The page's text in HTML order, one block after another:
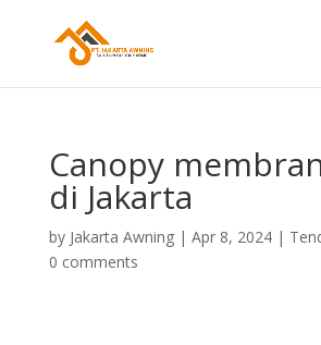
Canopy
di Jakarta
by Jakarta Awning| Apr 8, 2024|
0 comments